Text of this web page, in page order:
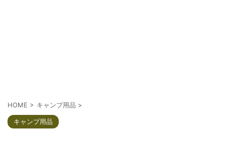
HOME > キャンプ用品 >
キャンプ用品